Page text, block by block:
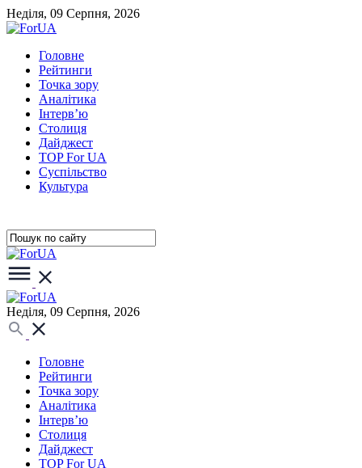
Неділя, 09 Серпня, 2026
Головне
Рейтинги
Точка зору
Аналітика
Інтерв’ю
Столиця
Дайджест
TOP For UA
Суспiльство
Культура
Неділя, 09 Серпня, 2026
Головне
Рейтинги
Точка зору
Аналітика
Інтерв’ю
Столиця
Дайджест
TOP For UA